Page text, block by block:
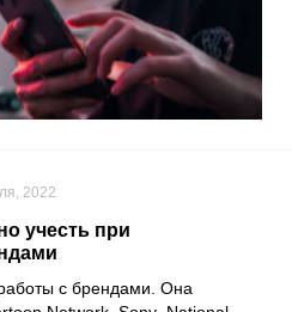
2022
учесть при
с брендами. Она